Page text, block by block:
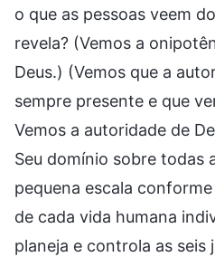
o que as pessoas veem
revela? (Vemos a
Deus.) (Vemos que a
sempre presente e que
Vemos a autoridade de
Seu domínio sobre todas
pequena escala
de cada vida humana
planeja e controla as seis